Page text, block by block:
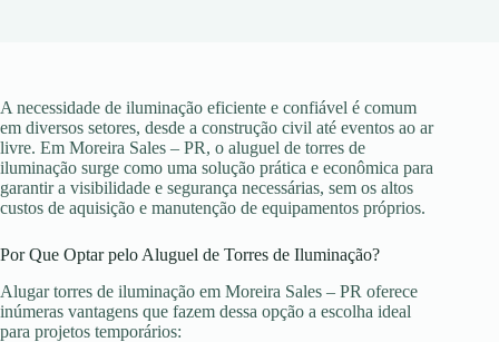
A necessidade de iluminação eficiente e confiável é comum
em diversos setores, desde a construção civil até eventos ao ar
livre. Em Moreira Sales – PR, o aluguel de torres de
iluminação surge como uma solução prática e econômica para
garantir a visibilidade e segurança necessárias, sem os altos
custos de aquisição e manutenção de equipamentos próprios.
Por Que Optar pelo Aluguel de Torres de Iluminação?
Alugar torres de iluminação em Moreira Sales – PR oferece
inúmeras vantagens que fazem dessa opção a escolha ideal
para projetos temporários: